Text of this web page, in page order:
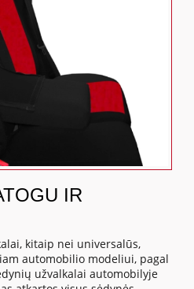
IR
kitaip nei universalūs,
automobilio modeliui, pagal
užvalkalai automobilyje